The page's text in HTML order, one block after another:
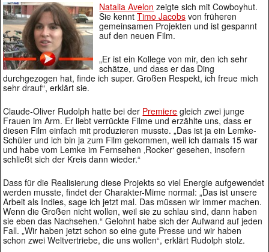
Natalia Avelon zeigte sich mit Cowboyhut.
Sie kenntTimo Jacobs von früheren
gemeinsamen Projekten und ist gespannt
auf den neuen Film.
„Er ist ein Kollege von mir, den ich sehr
schätze, und dass er das Ding
durchgezogen hat, finde ich super. Großen Respekt, ich freue mich
sehr drauf“, erklärt sie.
Claude-Oliver Rudolph hatte bei der Premiere gleich zwei junge
Frauen im Arm. Er liebt verrückte Filme und erzählte uns, dass er
diesen Film einfach mit produzieren musste. „Das ist ja ein Lemke-
Schüler und ich bin ja zum Film gekommen, weil ich damals 15 war
und habe vom Lemke im Fernsehen ‚Rocker‘ gesehen, insofern
schließt sich der Kreis dann wieder.“
Dass für die Realisierung diese Projekts so viel Energie aufgewendet
werden musste, findet der Charakter-Mime normal: „Das ist unsere
Arbeit als Indies, sage ich jetzt mal. Das müssen wir immer machen.
Wenn die Großen nicht wollen, weil sie zu schlau sind, dann haben
sie eben das Nachsehen.“ Gelohnt habe sich der Aufwand auf jeden
Fall. „Wir haben jetzt schon so eine gute Presse und wir haben
schon zwei Weltvertriebe, die uns wollen“, erklärt Rudolph stolz.